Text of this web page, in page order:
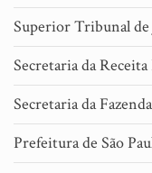
Superior Tribunal de
Secretaria da
Secretaria da
Prefeitura de São